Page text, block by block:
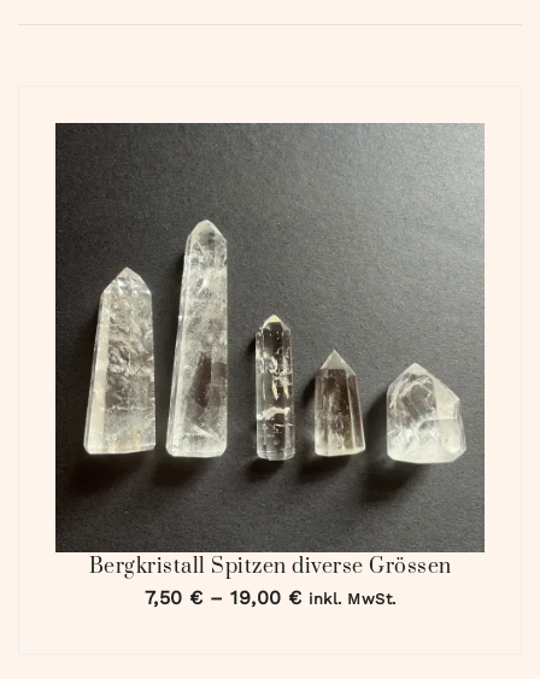
Bergkristall Spitzen diverse Grössen
7,50 € – 19,00 € inkl. MwSt.